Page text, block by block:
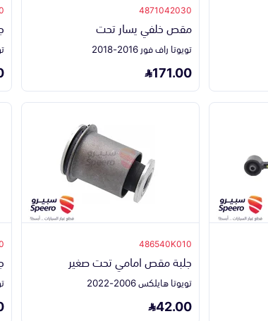
4871042030
مقص خلفي يسار تحت
تويوتا راف فور 2016-2018
171.00
486540K010
جلبة مقص امامي تحت صغير
تويوتا هايلكس 2006-2022
42.00